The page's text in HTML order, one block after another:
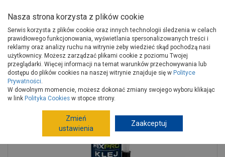
Strona główna Wykończenie Chemia budowlana
Kleje uniwersalne
Klej Listwy - Kasetony - Rozety 300 ml BOSTIK FIXPRO
Nasza strona korzysta z plików cookie
Serwis korzysta z plików cookie oraz innych technologii śledzenia w celach
prawidłowego funkcjonowania, wyświetlania spersonalizowanych treści i
reklamy oraz analizy ruchu na witrynie żeby wiedzieć skąd pochodzą nasi
użytkownicy. Możesz zarządzać plikami cookie z poziomu Twojej
przeglądarki. Więcej informacji na temat warunków przechowywania lub
dostępu do plików cookies na naszej witrynie znajduje się w Polityce
Prywatności.
W dowolnym momencie, możesz dokonać zmiany swojego wyboru klikając
w link Polityka Cookies w stopce strony.
Zmień
ustawienia
Zaakceptuj